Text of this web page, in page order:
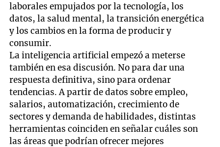
laborales empujados por la tecnología, los
datos, la salud mental, la transición energética
y los cambios en la forma de producir y
consumir.
La inteligencia artificial empezó a meterse
también en esa discusión. No para dar una
respuesta definitiva, sino para ordenar
tendencias. A partir de datos sobre empleo,
salarios, automatización, crecimiento de
sectores y demanda de habilidades, distintas
herramientas coinciden en señalar cuáles son
las áreas que podrían ofrecer mejores